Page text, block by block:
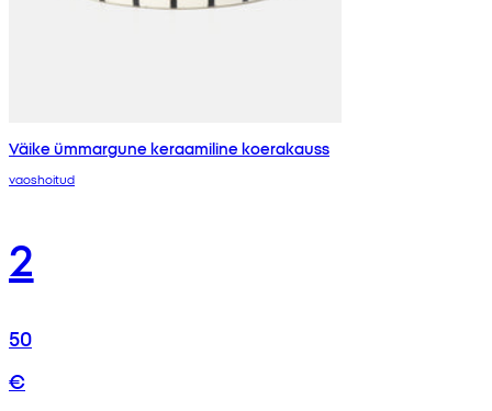
Väike ümmargune keraamiline koerakauss
vaoshoitud
2
50
€